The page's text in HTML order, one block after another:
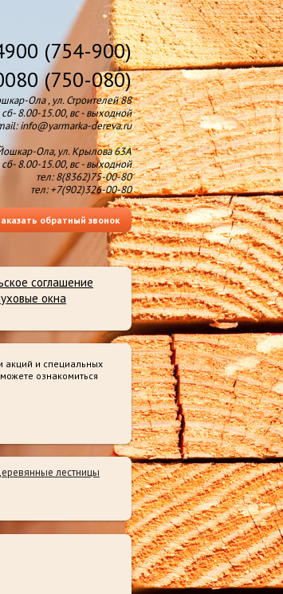
(754-900)
(750-080)
Ола , ул. Строителей 88
8.00-15.00, вс - выходной
info@yarmarka-dereva.ru
Ола, ул. Крылова 63А
8.00-15.00, вс - выходной
тел: 8(8362)75-00-80
тел: +7(902)326-00-80
обратный звонок
соглашение
окна
акций и специальных
ознакомиться
лестницы